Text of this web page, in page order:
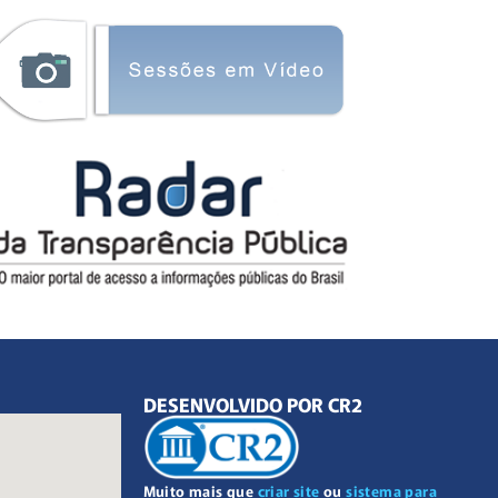
Muito mais que criar site ousistema para
DESENVOLVIDO POR CR2